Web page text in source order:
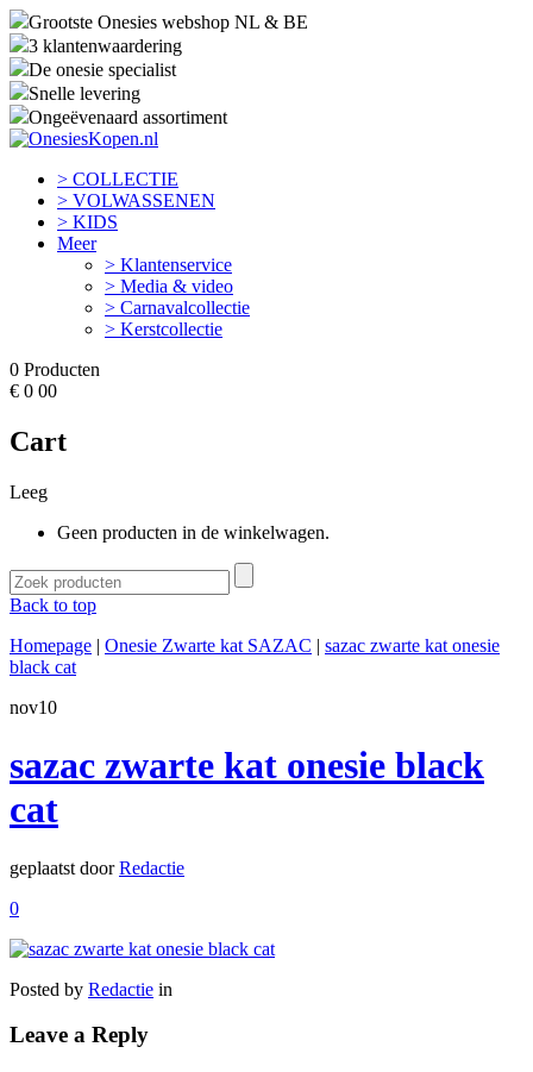
Grootste Onesies webshop NL & BE
3 klantenwaardering
De onesie specialist
Snelle levering
Ongeëvenaard assortiment
> COLLECTIE
> VOLWASSENEN
> KIDS
Meer
> Klantenservice
> Media & video
> Carnavalcollectie
> Kerstcollectie
0 Producten
€ 0 00
Cart
Leeg
Geen producten in de winkelwagen.
Back to top
Homepage | Onesie Zwarte kat SAZAC | sazac zwarte kat onesie
black cat
nov10
sazac zwarte kat onesie black
cat
geplaatst doorRedactie
0
Posted by Redactie in
Leave a Reply